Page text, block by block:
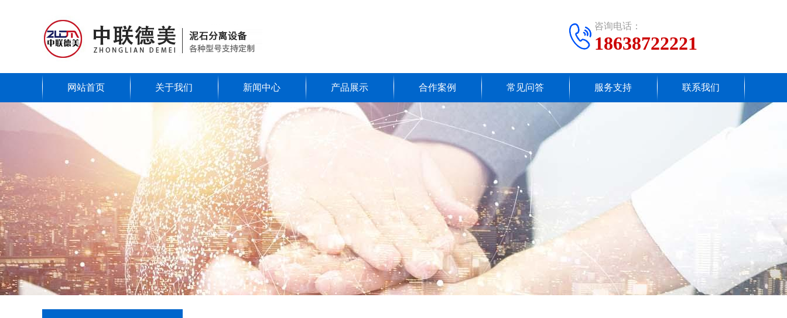
咨询电话：
18638722221
网站首页 关于我们 新闻中心 产品展示 合作案例 常见问答 服务支持 联系我们